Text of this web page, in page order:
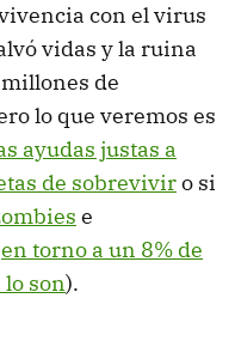
con el virus
vidas y la ruina
de
lo que veremos es
ayudas justas a
de sobreviviro si
e
en torno a un 8% de
son).